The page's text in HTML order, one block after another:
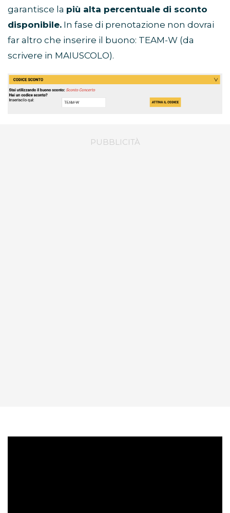
garantisce la più alta percentuale di sconto
disponibile. In fase di prenotazione non dovrai
far altro che inserire il buono: TEAM-W (da
scrivere in MAIUSCOLO).